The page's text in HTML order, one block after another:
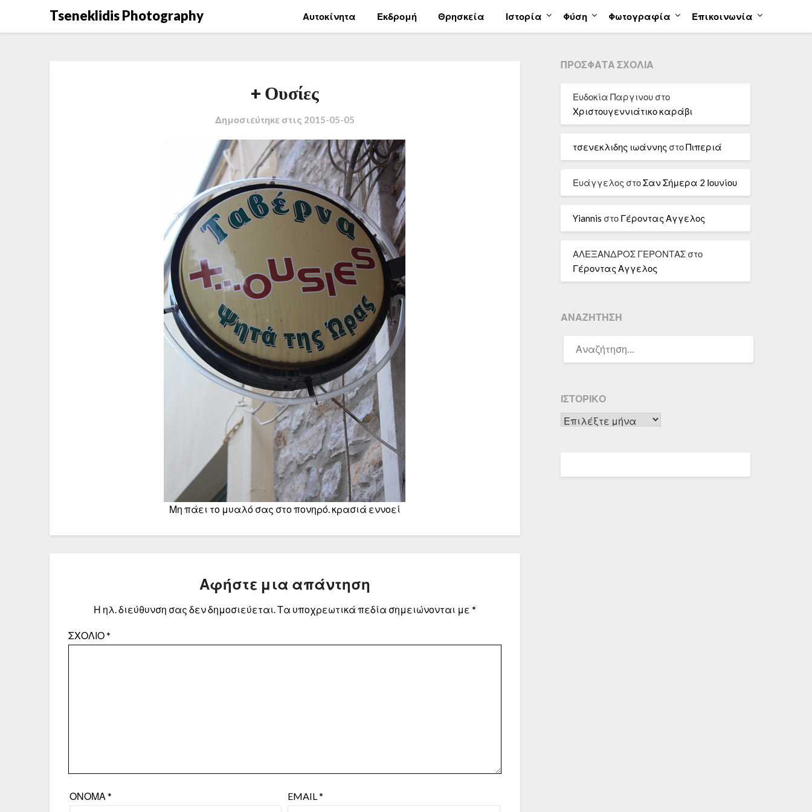
Tseneklidis Photography Αυτοκίνητα Εκδρομή Θρησκεία Ιστορία Φύση Φωτογραφία Επικοινωνία
+ Ουσίες
Δημοσιεύτηκε στις 2015-05-05
Μη πάει το μυαλό σας στο πονηρό. κρασιά εννοεί
Αφήστε μια απάντηση
Η ηλ. διεύθυνση σας δεν δημοσιεύεται.Τα υποχρεωτικά πεδία σημειώνονται με *
ΣΧΌΛΙΟ*
ΌΝΟΜΑ* EMAIL*
ΠΡΌΣΦΑΤΑ ΣΧΌΛΙΑ
Ευδοκία Παργινουστο
Χριστουγεννιάτικο καράβι
τσενεκλιδης ιωάννης στοΠιπεριά
Ευάγγελος στοΣαν Σήμερα 2 Ιουνίου
Yiannis στο Γέροντας Αγγελος
ΑΛΕΞΑΝΔΡΟΣ ΓΕΡΟΝΤΑΣστο
Γέροντας Αγγελος
ΑΝΑΖΉΤΗΣΗ
ΓΙΑ:
ΙΣΤΟΡΙΚΌ
Ιστορικό